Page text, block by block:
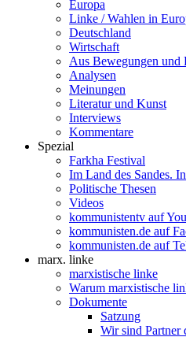
Europa
Linke / Wahlen in
Deutschland
Wirtschaft
Aus Bewegungen und
Analysen
Meinungen
Literatur und Kunst
Interviews
Kommentare
Spezial
Farkha Festival
Im Land des Sandes.
Politische Thesen
Videos
kommunistentv auf
kommunisten.de auf
kommunisten.de auf
marx. linke
marxistische linke
Warum marxistische
Dokumente
Satzung
Wir sind Partner